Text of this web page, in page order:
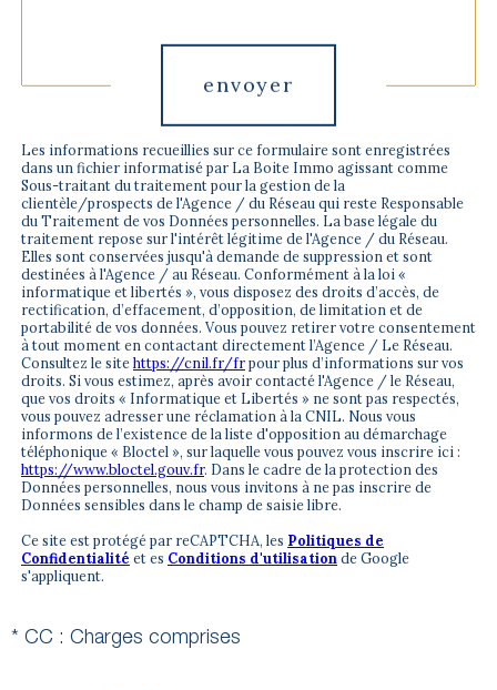
envoyer
Les informations recueillies sur ce formulaire sont enregistrées
dans un fichier informatisé par La Boite Immo agissant comme
Sous-traitant du traitement pour la gestion de la
clientèle/prospects de l'Agence / du Réseau qui reste Responsable
du Traitement de vos Données personnelles. La base légale du
traitement repose sur l'intérêt légitime de l'Agence / du Réseau.
Elles sont conservées jusqu'à demande de suppression et sont
destinées à l'Agence / au Réseau. Conformément à la loi «
informatique et libertés », vous disposez des droits d’accès, de
rectification, d’effacement, d’opposition, de limitation et de
portabilité de vos données. Vous pouvez retirer votre consentement
à tout moment en contactant directement l’Agence / Le Réseau.
Consultez le sitehttps://cnil.fr/frpour plus d’informations sur vos
droits. Si vous estimez, après avoir contacté l'Agence / le Réseau,
que vos droits « Informatique et Libertés » ne sont pas respectés,
vous pouvez adresser une réclamation à la CNIL. Nous vous
informons de l’existence de la liste d'opposition au démarchage
téléphonique « Bloctel », sur laquelle vous pouvez vous inscrire ici :
https://www.bloctel.gouv.fr. Dans le cadre de la protection des
Données personnelles, nous vous invitons à ne pas inscrire de
Données sensibles dans le champ de saisie libre.
Ce site est protégé par reCAPTCHA, les Politiques de
Confidentialité et es Conditions d'utilisation de Google
s'appliquent.
* CC : Charges comprises